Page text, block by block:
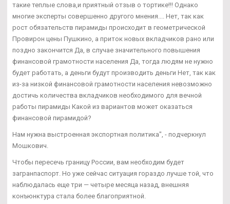
такие теплые слова,и приятный отзыв о тортике!!! Однако
многие эксперты совершенно другого мнения.... Нет, так как
рост обязательств пирамиды происходит в геометрической
Провирон цены Пушкино, а приток новых вкладчиков рано или
поздно закончится Да, в случае значительного повышения
финансовой грамотности населения Да, тогда людям не нужно
будет работать, а деньги будут производить деньги Нет, так как
из-за низкой финансовой грамотности населения невозможно
достичь количества вкладчиков необходимого для вечной
работы пирамиды Какой из вариантов может оказаться
финансовой пирамидой?
Нам нужна выстроенная экспортная политика", - подчеркнул
Мошкович.
Чтобы пересечь границу России, вам необходим будет
загранпаспорт. Но уже сейчас ситуация гораздо лучше той, что
наблюдалась еще три — четыре месяца назад, внешняя
конъюнктура стала более благоприятной.